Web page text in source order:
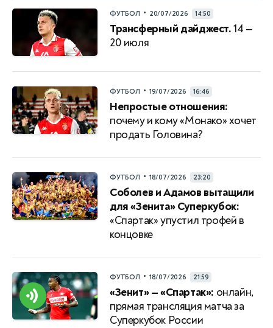
ФУТБОЛ • 20/07/2026 14:50
Трансферный дайджест.14 —
20 июля
ФУТБОЛ • 19/07/2026 16:46
Непростые отношения:
почему и кому «Монако» хочет
продать Головина?
ФУТБОЛ • 18/07/2026 23:20
Соболев и Адамов вытащили
для «Зенита» Суперкубок:
«Спартак» упустил трофей в
концовке
ФУТБОЛ • 18/07/2026 21:59
«Зенит» — «Спартак»: онлайн,
прямая трансляция матча за
Суперкубок России